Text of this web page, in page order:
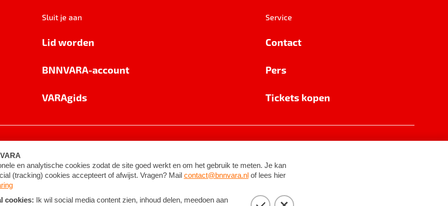
Sluit je aan
Lid worden
BNNVARA-account
VARAgids
Service
Contact
Pers
Tickets kopen
voorwaarden ©2026BNNVARA